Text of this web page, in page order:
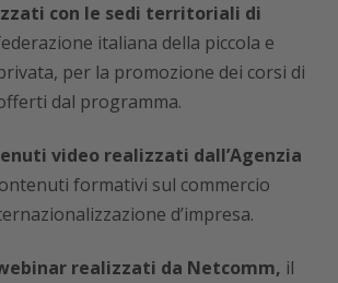
con le sedi territoriali di
italiana della piccola e
per la promozione dei corsi di
dal programma.
video realizzati dall’Agenzia
formativi sul commercio
d’impresa.
realizzati da Netcomm, il